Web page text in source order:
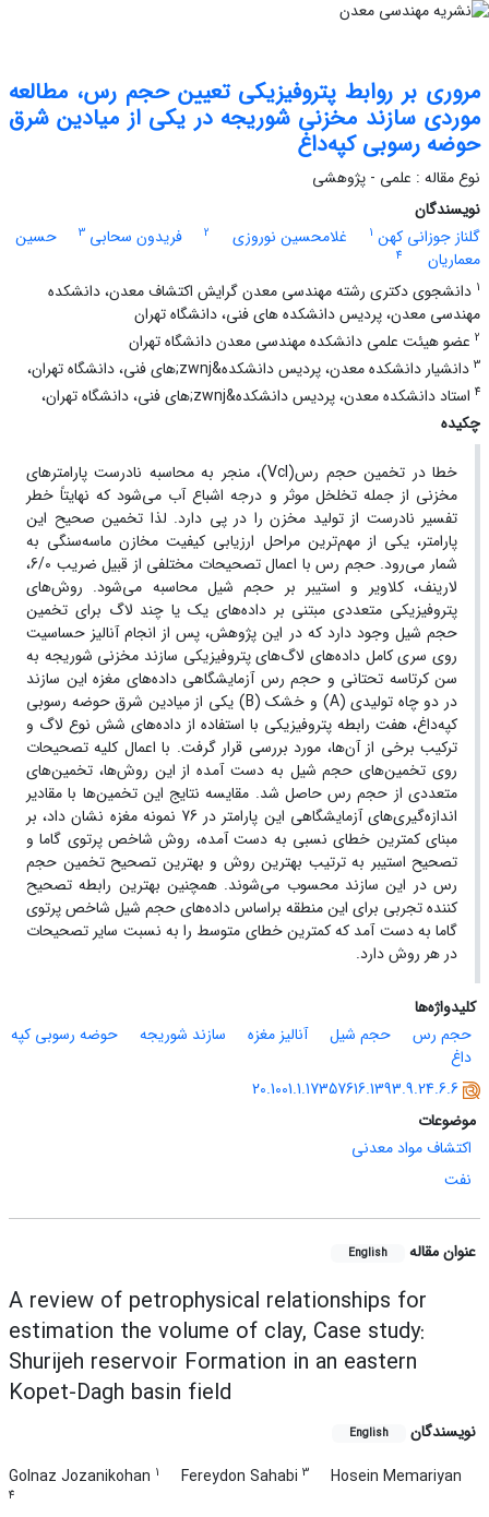
مروری بر روابط پتروفیزیکی تعیین حجم رس، مطالعه
موردی سازند مخزنی شوریجه در یکی از میادین شرق
حوضه رسوبی کپه‌داغ
نوع مقاله : علمی - پژوهشی
نویسندگان
گلناز جوزانی کهن 1 غلامحسین نوروزی 2 فریدون سحابی 3
حسین
معماریان
4
1 دانشجوی دکتری رشته مهندسی معدن گرایش اکتشاف معدن، دانشکده
مهندسی معدن، پردیس دانشکده های فنی، دانشگاه تهران
2 عضو هیئت علمی دانشکده مهندسی معدن دانشگاه تهران
3 دانشیار دانشکده معدن، پردیس دانشکده&zwnj;های فنی، دانشگاه تهران،
4 استاد دانشکده معدن، پردیس دانشکده&zwnj;های فنی، دانشگاه تهران،
چکیده
خطا در تخمین حجم رس(Vcl)، منجر به محاسبه نادرست پارامترهای
مخزنی از جمله تخلخل موثر و درجه اشباع آب می‌شود که نهایتاً خطر
تفسیر نادرست از تولید مخزن را در پی دارد. لذا تخمین صحیح این
پارامتر، یکی از مهم‌ترین مراحل ارزیابی کیفیت مخازن ماسه‌سنگی به
شمار می‌رود. حجم رس با اعمال تصحیحات مختلفی از قبیل ضریب 6/0،
لارینف، کلاویر و استیبر بر حجم شیل محاسبه می‌شود. روش‌های
پتروفیزیکی متعددی مبتنی بر داده‌های یک یا چند لاگ برای تخمین
حجم شیل وجود دارد که در این پژوهش، پس از انجام آنالیز حساسیت
روی سری کامل داده‌های لاگ‌های پتروفیزیکی سازند مخزنی شوریجه به
سن کرتاسه تحتانی و حجم رس آزمایشگاهی داده‌های مغزه این سازند
در دو چاه تولیدی (A) و خشک (B) یکی از میادین شرق حوضه رسوبی
کپه‌داغ، هفت رابطه پتروفیزیکی با استفاده از داده‌های شش نوع لاگ و
ترکیب برخی از آن‌ها، مورد بررسی قرار گرفت. با اعمال کلیه تصحیحات
روی تخمین‌های حجم شیل‌ به دست آمده از این روش‌ها، تخمین‌های
متعددی از حجم رس حاصل شد. مقایسه نتایج این تخمین‌ها با مقادیر
اندازه‌گیری‌های آزمایشگاهی این پارامتر در 76 نمونه مغزه نشان داد، بر
مبنای کمترین خطای نسبی به دست آمده، روش شاخص پرتوی گاما و
تصحیح استیبر به ترتیب بهترین روش و بهترین تصحیح تخمین حجم
رس در این سازند محسوب می‌شوند. همچنین بهترین رابطه تصحیح
کننده تجربی برای این منطقه براساس داده‌های حجم شیل شاخص پرتوی
گاما به دست آمد که کمترین خطای متوسط را به نسبت سایر تصحیحات
در هر روش دارد.
کلیدواژه‌ها
حجم رس
حجم شیل آنالیز مغزه سازند شوریجه
حوضه رسوبی کپه
داغ
20.1001.1.17357616.1393.9.24.6.6
موضوعات
اکتشاف مواد معدنی
نفت
عنوان مقاله English
A review of petrophysical relationships for
estimation the volume of clay, Case study:
Shurijeh reservoir Formation in an eastern
Kopet-Dagh basin field
نویسندگان English
Golnaz Jozanikohan 1 Fereydon Sahabi 3 Hosein Memariyan
4